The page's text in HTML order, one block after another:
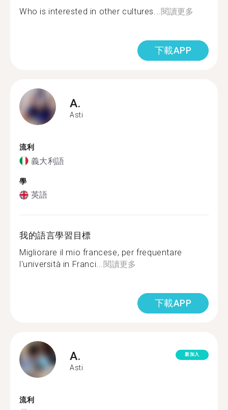
Who is interested in other cultures...閱讀更多
下載APP
A.
Asti
流利
義大利語
學
英語
我的語言學習目標
Migliorare il mio francese, per frequentare
l'università in Franci...閱讀更多
下載APP
A.
Asti
新加入
流利